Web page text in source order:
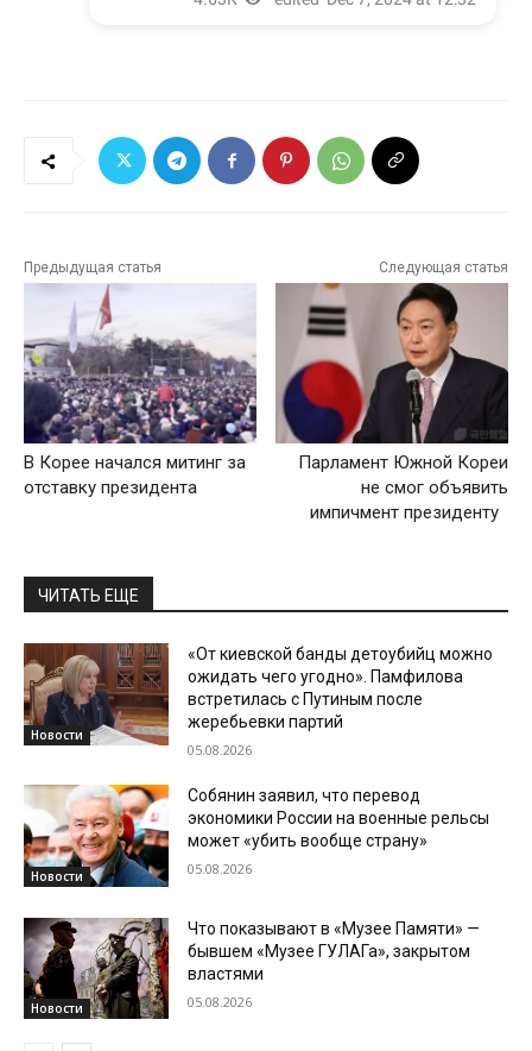
Предыдущая статья
В Корее начался митинг за
отставку президента
Следующая статья
Парламент Южной Кореи
не смог объявить
импичмент президенту
ЧИТАТЬ ЕЩЕ
Новости
«От киевской банды детоубийц можно
ожидать чего угодно». Памфилова
встретилась с Путиным после
жеребьевки партий
05.08.2026
Новости
Собянин заявил, что перевод
экономики России на военные рельсы
может «убить вообще страну»
05.08.2026
Новости
Что показывают в «Музее Памяти» —
бывшем «Музее ГУЛАГа», закрытом
властями
05.08.2026